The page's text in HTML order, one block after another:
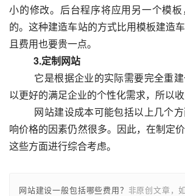
小的修改。后台程序将应用另一个模
的。这种建造车站的方式比用模板建造
且费用也要贵一点。
3.定制网站
以更好的满足企业的个性化需求，所以收
响价格的因素仍然很多。因此，在制定
网站建设一般包括哪些费用？ 非原创文章，